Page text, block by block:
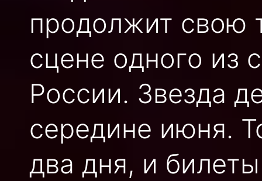
продолжит свою
сцене одного из
России. Звезда
середине июня.
два дня, и